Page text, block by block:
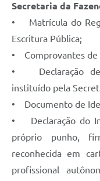
SIC
Diário Oficial
Notícias
Inscrições Curso
Inscrições - Estagiário
Secretaria da
• Matrícula do
Escritura Pública;
• Comprovantes de
• Declaração de
instituído pela
• Documento de
• Declaração do
próprio punho,
reconhecida em
profissional